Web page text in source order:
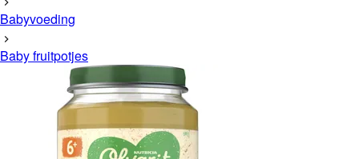
Babyvoeding
Baby fruitpotjes